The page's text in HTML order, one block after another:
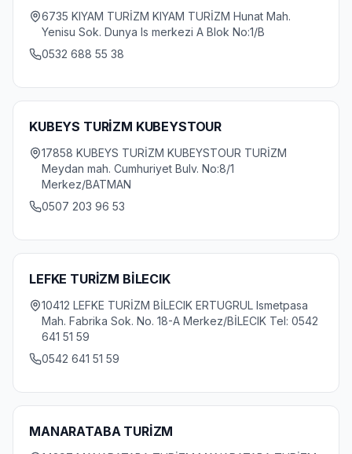
6735 KIYAM TURİZM KIYAM TURİZM Hunat Mah.
Yenisu Sok. Dunya Is merkezi A Blok No:1/B
0532 688 55 38
KUBEYS TURİZM KUBEYSTOUR
17858 KUBEYS TURİZM KUBEYSTOUR TURİZM
Meydan mah. Cumhuriyet Bulv. No:8/1
Merkez/BATMAN
0507 203 96 53
LEFKE TURİZM BİLECIK
10412 LEFKE TURİZM BİLECIK ERTUGRUL Ismetpasa
Mah. Fabrika Sok. No. 18-A Merkez/BİLECIK Tel: 0542
641 51 59
0542 641 51 59
MANARATABA TURİZM